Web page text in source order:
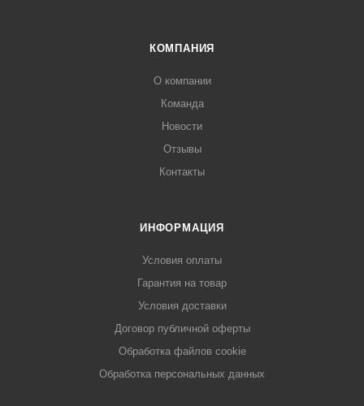
КОМПАНИЯ
О компании
Команда
Новости
Отзывы
Контакты
ИНФОРМАЦИЯ
Условия оплаты
Гарантия на товар
Условия доставки
Договор публичной оферты
Обработка файлов cookie
Обработка персональных данных